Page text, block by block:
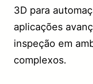
3D para
aplicações
inspeção em
complexos.